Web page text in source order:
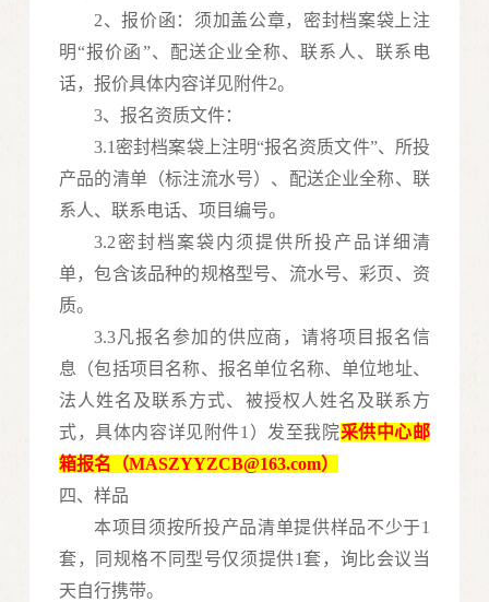
2、报价函：须加盖公章，密封档案袋上注
明“报价函”、配送企业全称、联系人、联系电
话，报价具体内容详见附件2。
3、报名资质文件：
3.1密封档案袋上注明“报名资质文件”、所投
产品的清单（标注流水号）、配送企业全称、联
系人、联系电话、项目编号。
3.2密封档案袋内须提供所投产品详细清
单，包含该品种的规格型号、流水号、彩页、资
质。
3.3凡报名参加的供应商，请将项目报名信
息（包括项目名称、报名单位名称、单位地址、
法人姓名及联系方式、被授权人姓名及联系方
式 ，具体内容详见附件1）发至我院采供中心邮
箱报名（MASZYYZCB@163.com）
四、样品
本项目须按所投产品清单提供样品不少于1
套，同规格不同型号仅须提供1套，询比会议当
天自行携带。